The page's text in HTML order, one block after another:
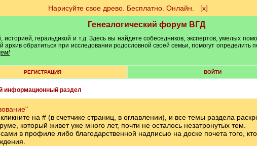
Нарисуйте свое древо. Бесплатно. Онлайн. [х]
Генеалогический форум ВГД
геральдикой и т.д. Здесь вы найдете собеседников, экспертов, умелых
обратиться при исследовании родословной своей семьи, помогут
РЕГИСТРАЦИЯ ВОЙТИ
информационный раздел
на # (в счетчике страниц, в оглавлении), и все темы раздела
который живет уже много лет, почти не осталось незатронутых тем.
в профиле либо благодарственной надписью на доске почета того,